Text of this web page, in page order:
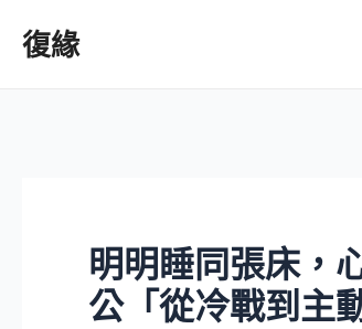
復緣
明明睡同張床，
公「從冷戰到主